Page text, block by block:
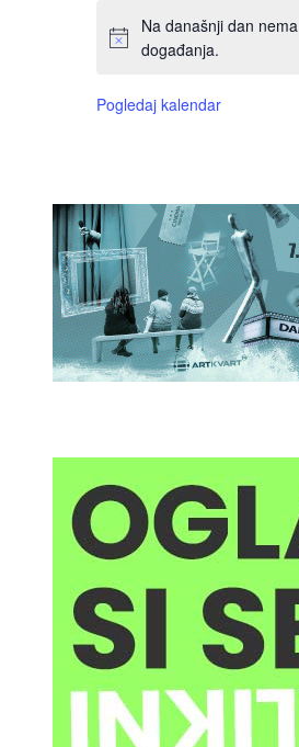
Na današnji dan nema
događanja.
Pogledaj kalendar